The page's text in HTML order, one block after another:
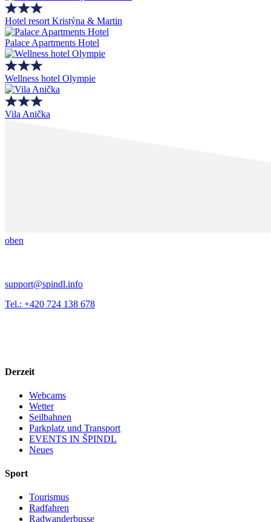
Hotel resort Kristýna & Martin
Palace Apartments Hotel
Wellness hotel Olympie
Vila Anička
oben
support@spindl.info
Tel.: +420 724 138 678
Derzeit
Webcams
Wetter
Seilbahnen
Parkplatz und Transport
EVENTS IN ŠPINDL
Neues
Sport
Tourismus
Radfahren
Radwanderbusse